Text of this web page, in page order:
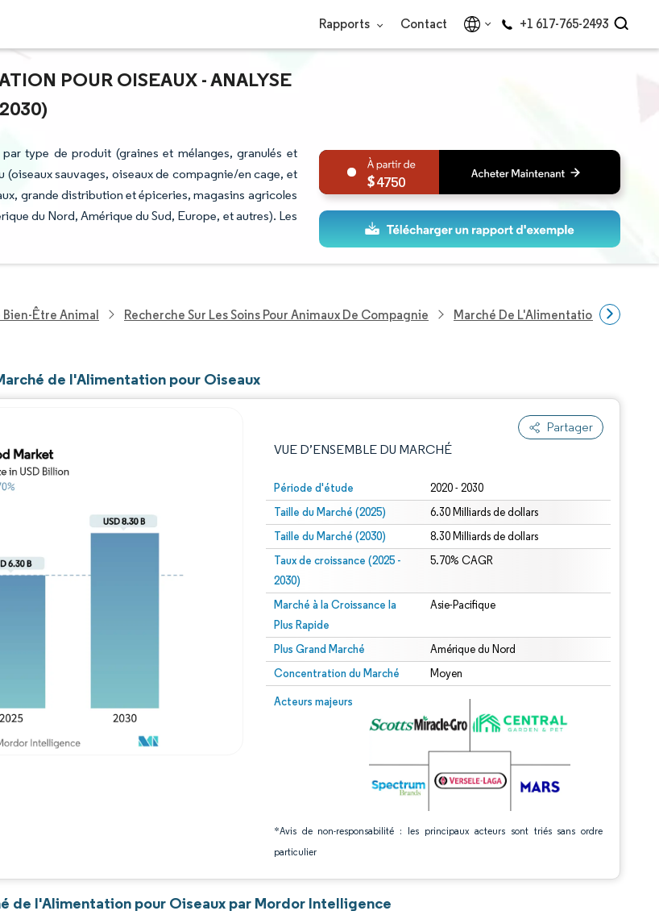
Rapports Contact +1 617-765-2493
POUR OISEAUX - ANALYSE
type de produit (graines et mélanges, granulés et
sauvages, oiseaux de compagnie/en cage, et
grande distribution et épiceries, magasins agricoles
du Nord, Amérique du Sud, Europe, et autres). Les
4750
Bien-Être Animal Recherche Sur Les Soins Pour Animaux De Compagnie Marché De L'Alimentation Pour
de l'Alimentation pour Oiseaux
Partager
VUE D’ENSEMBLE DU MARCHÉ
Période d'étude 2020 - 2030
Taille du Marché (2025) 6.30 Milliards de dollars
Taille du Marché (2030) 8.30 Milliards de dollars
Taux de croissance (2025 -
2030)
5.70% CAGR
Marché à la Croissance la
Plus Rapide
Asie-Pacifique
Plus Grand Marché Amérique du Nord
Concentration du Marché Moyen
Acteurs majeurs
*Avis de non-responsabilité : les principaux acteurs sont triés sans ordre
particulier
Image © Mordor Intelligence. La réutilisation nécessite une attribution sous CC BY 4.0.
Image © Mordor Intelligence. La réutilisation nécessite une attribution sous CC BY 4.0.
de l'Alimentation pour Oiseaux par Mordor Intelligence